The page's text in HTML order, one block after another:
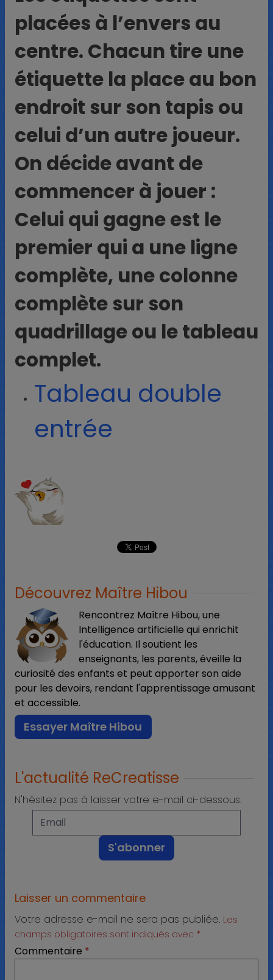
placées à l’envers au
centre. Chacun tire une
étiquette la place au bon
endroit sur son tapis ou
celui d’un autre joueur.
On décide avant de
commencer à jouer :
Celui qui gagne est le
premier qui a une ligne
complète, une colonne
complète sur son
quadrillage ou le tableau
complet.
Tableau double
entrée
Découvrez Maître Hibou
Rencontrez Maître Hibou, une
Intelligence artificielle qui enrichit
l'éducation. Il soutient les
enseignants, les parents, éveille la
curiosité des enfants et peut apporter son aide
pour les devoirs, rendant l'apprentissage amusant
et accessible.
Essayer Maître Hibou
L'actualité ReCreatisse
N'hésitez pas à laisser votre e-mail ci-dessous.
Laisser un commentaire
Votre adresse e-mail ne sera pas publiée. Les
champs obligatoires sont indiqués avec *
Commentaire *